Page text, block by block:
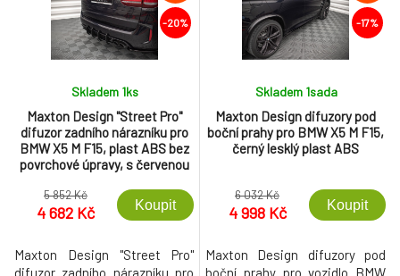
-20%
Maxton Design "Street Pro"
difuzor zadního nárazníku pro
BMW X5 M F15, plast ABS bez
povrchové úpravy, s červenou
Skladem 1ks
5 852 Kč
4 682 Kč Koupit
Maxton Design "Street Pro"
difuzor zadního nárazníku pro
-17%
Maxton Design difuzory pod
boční prahy pro BMW X5 M F15,
černý lesklý plast ABS
Skladem 1sada
6 032 Kč
4 998 Kč Koupit
Maxton Design difuzory pod
boční prahy pro vozidlo BMW